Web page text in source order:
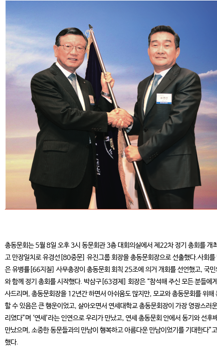
총동문회는 5월 8일 오후 3시 동문회관 3층 대회의실에서 제22차 정기 총회를 개
고 만장일치로 유경선[80중문] 유진그룹 회장을 총동문회장으로 선출했다.사회를
은 유병률[66지질] 사무총장이 총동문회 회칙 25조에 의거 개회를 선언했고, 국민
와 함께 정기 총회를 시작했다. 박삼구[63경제] 회장은 “참석해 주신 모든 분들에
사드리며, 총동문회장을 12년간 하면서 아쉬움도 많지만, 모교와 총동문회를 위해
할 수 있음은 큰 행운이었고, 살아오면서 연세대학교 총동문회장이 가장 영광스러
리였다”며 ‘연세’라는 인연으로 우리가 만났고, 연세 총동문회 안에서 동기와 선후
만났으며, 소중한 동문들과의 만남이 행복하고 아름다운 만남이었기를 기대한다”
했다.